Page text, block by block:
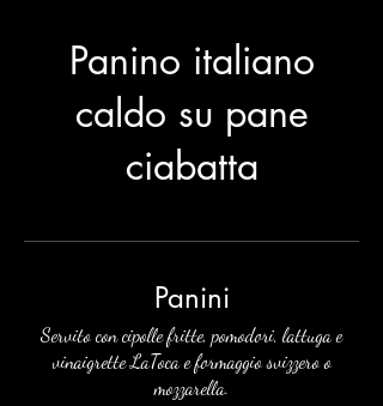
Panino italiano
caldo su pane
ciabatta
Panini
Servito con cipolle fritte, pomodori, lattuga e
vinaigrette LaToca e formaggio svizzero o
mozzarella.